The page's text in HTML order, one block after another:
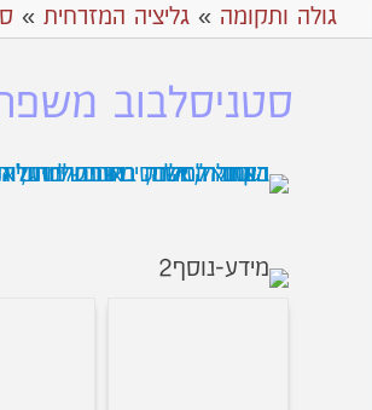
גולה ותקומה » גליציה המזרחית »
סטניסלבוב